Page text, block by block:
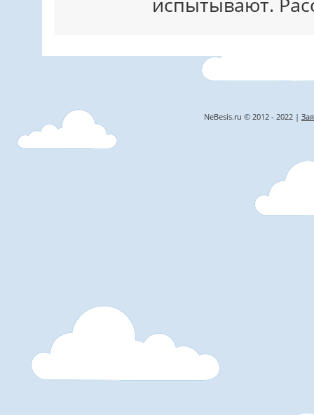
NeBesis.ru © 2012 - 2022 |